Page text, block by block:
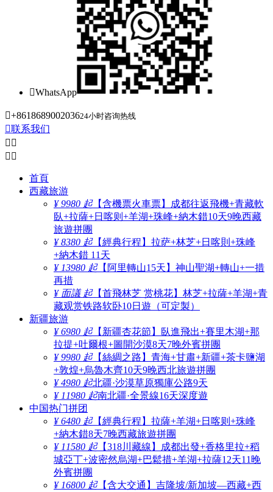
WhatsApp
+861868900203624小时咨询热线
联系我们
 
 
首頁
西藏旅游
¥ 9980 起【含機票火車票】成都往返飛機+青藏軟
臥+拉薩+日喀则+羊湖+珠峰+納木錯10天9晚西藏
旅遊拼團
¥ 8380 起【經典行程】拉萨+林芝+日喀則+珠峰
+納木錯 11天
¥ 13980 起【阿里轉山15天】神山聖湖+轉山+一措
再措
¥ 面議 起【首飛林芝 赏桃花】林芝+拉薩+羊湖+青
藏观赏铁路软卧10日遊（可定製）
新疆旅游
¥ 6980 起【新疆杏花節】臥進飛出+賽里木湖+那
拉提+吐爾根+圖開沙漠8天7晚外賓拼團
¥ 9980 起【絲綢之路】青海+甘肅+新疆+茶卡鹽湖
+敦煌+烏魯木齊10天9晚西北旅遊拼團
¥ 4980 起北疆·沙漠草原獨庫公路9天
¥ 11980 起南北疆·全景線16天深度遊
中国热门拼团
¥ 6480 起【經典行程】拉薩+羊湖+日喀则+珠峰
+納木錯8天7晚西藏旅遊拼團
¥ 11580 起【318川藏線】成都出發+香格里拉+稻
城亞丁+波密然烏湖+巴鬆措+羊湖+拉薩12天11晚
外賓拼團
¥ 16800 起【含大交通】吉隆坡/新加坡—西藏+西